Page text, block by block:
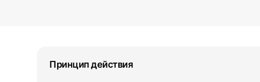
Принцип действия